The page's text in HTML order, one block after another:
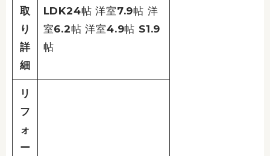
取
り
詳
細
LDK24帖 洋室7.9帖 洋
室6.2帖 洋室4.9帖 S1.9
帖
リ
フ
ォ
ー